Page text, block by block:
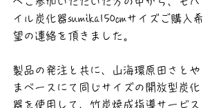
イル炭化器sumika150㎝サイズご購入希
望の連絡を頂きました。
製品の発注と共に、山海環原田さとや
まベースにて同じサイズの開放型炭化
器を使用して、竹炭焼成指導サービス